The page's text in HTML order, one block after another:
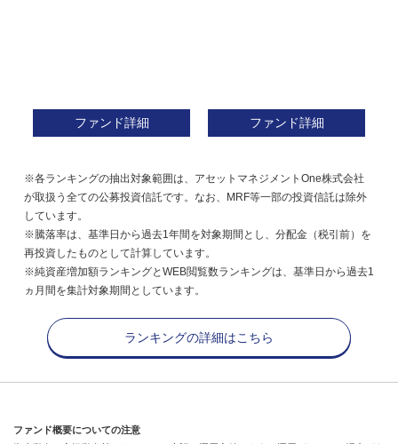
ファンド詳細 ファンド詳細
※各ランキングの抽出対象範囲は、アセットマネジメントOne株式会社
が取扱う全ての公募投資信託です。なお、MRF等一部の投資信託は除外
しています。
※騰落率は、基準日から過去1年間を対象期間とし、分配金（税引前）を
再投資したものとして計算しています。
※純資産増加額ランキングとWEB閲覧数ランキングは、基準日から過去1
ヵ月間を集計対象期間としています。
ランキングの詳細はこちら
ファンド概要についての注意